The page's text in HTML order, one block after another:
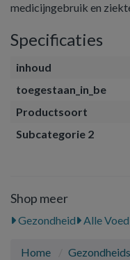
medicijngebruik en
Specificaties
inhoud
toegestaan_in_be
Productsoort
Subcategorie 2
Shop meer
Gezondheid Alle
Home